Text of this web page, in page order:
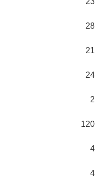
28
21
24
2
120
4
4